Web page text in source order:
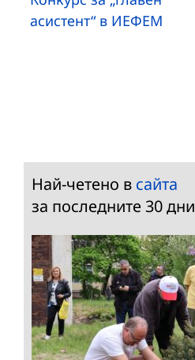
асистент“ в ИЕФЕМ
Най-четено в сайта
за последните 30 дни